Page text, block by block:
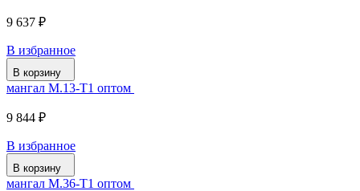
9 637 ₽
В избранное
В корзину
мангал М.13-Т1 оптом
9 844 ₽
В избранное
В корзину
мангал М.36-Т1 оптом